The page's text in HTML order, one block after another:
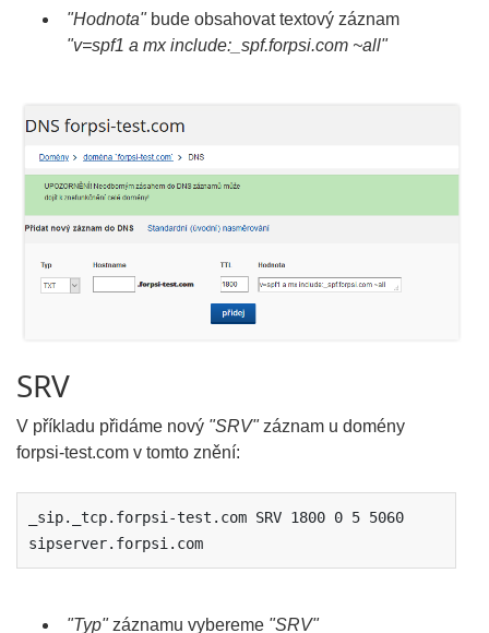
"Hodnota"bude obsahovat textový záznam
"v=spf1 a mx include:_spf.forpsi.com ~all"
SRV
V příkladu přidáme nový "SRV"záznam u domény
forpsi-test.com v tomto znění:
_sip._tcp.forpsi-test.com SRV 1800 0 5 5060
sipserver.forpsi.com
"Typ"záznamu vybereme "SRV"